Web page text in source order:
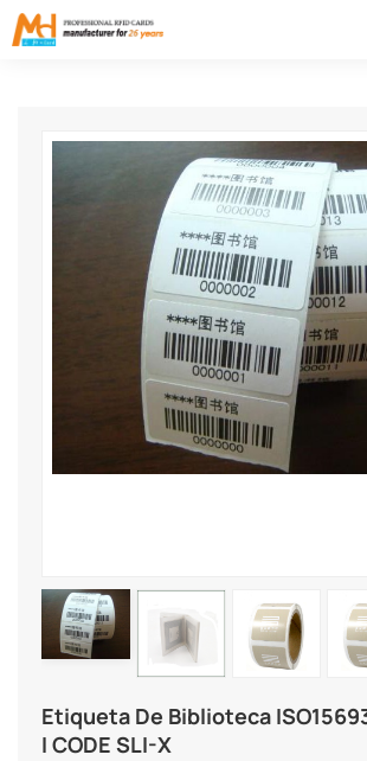
English
Français
Español
Português
بالعربية
Etiqueta De Biblioteca
I CODE SLI-X